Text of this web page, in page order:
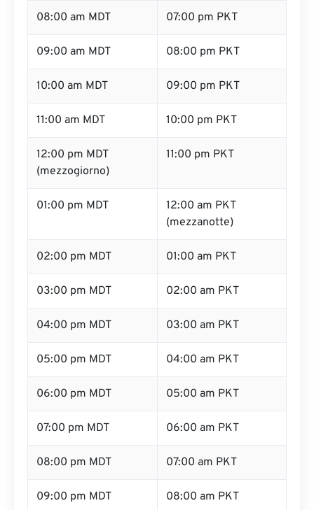
08:00 am MDT 07:00 pm PKT
09:00 am MDT 08:00 pm PKT
10:00 am MDT 09:00 pm PKT
11:00 am MDT 10:00 pm PKT
12:00 pm MDT
(mezzogiorno)
11:00 pm PKT
01:00 pm MDT
12:00 am PKT
(mezzanotte)
02:00 pm MDT 01:00 am PKT
03:00 pm MDT 02:00 am PKT
04:00 pm MDT 03:00 am PKT
05:00 pm MDT 04:00 am PKT
06:00 pm MDT 05:00 am PKT
07:00 pm MDT 06:00 am PKT
08:00 pm MDT 07:00 am PKT
09:00 pm MDT 08:00 am PKT